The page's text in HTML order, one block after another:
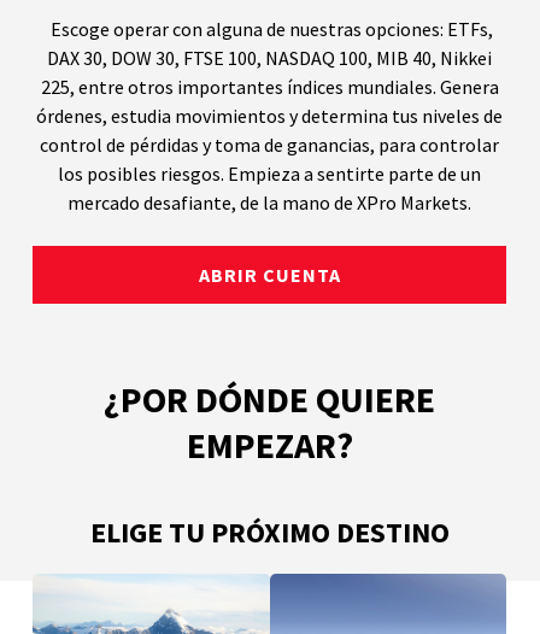
Escoge operar con alguna de nuestras opciones: ETFs,
DAX 30, DOW 30, FTSE 100, NASDAQ 100, MIB 40, Nikkei
225, entre otros importantes índices mundiales. Genera
órdenes, estudia movimientos y determina tus niveles de
control de pérdidas y toma de ganancias, para controlar
los posibles riesgos. Empieza a sentirte parte de un
mercado desafiante, de la mano de XPro Markets.
ABRIR CUENTA
¿POR DÓNDE QUIERE
EMPEZAR?
ELIGE TU PRÓXIMO DESTINO